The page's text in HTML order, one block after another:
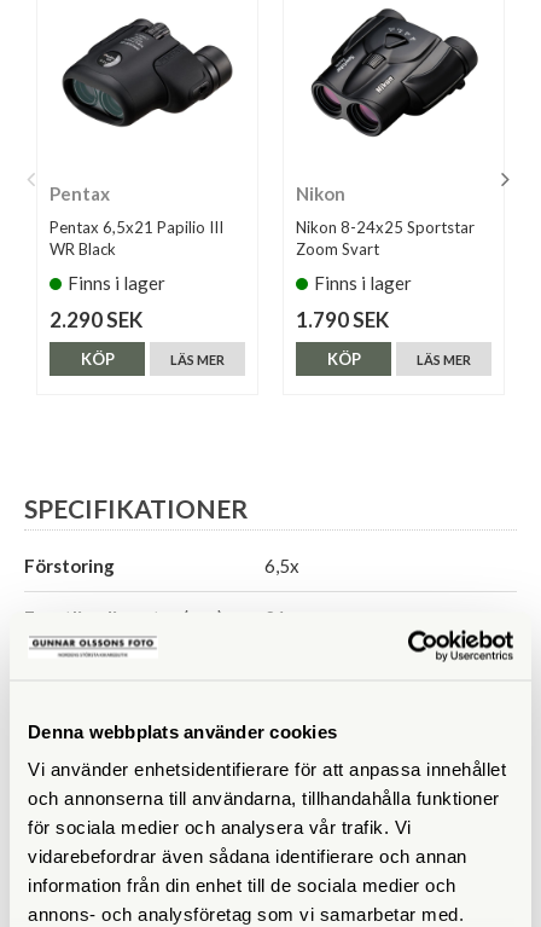
Denna webbplats använder cookies
Vi använder enhetsidentifierare för att anpassa innehållet
och annonserna till användarna, tillhandahålla funktioner
för sociala medier och analysera vår trafik. Vi
vidarebefordrar även sådana identifierare och annan
information från din enhet till de sociala medier och
annons- och analysföretag som vi samarbetar med.
Pentax
Pentax 6,5x21 Papilio III
WR Black
Finns i lager
2.290 SEK
LÄS MER
KÖP
Nikon
Nikon 8-24x25 Sportstar
Zoom Svart
Finns i lager
1.790 SEK
LÄS MER
KÖP
SPECIFIKATIONER
Förstoring 6,5x
Frontlinsdiameter (mm) 21
Synfält (º)
Synfält på 1000 m
Närgräns (m) 0,5
Vattentät Väderskyddad